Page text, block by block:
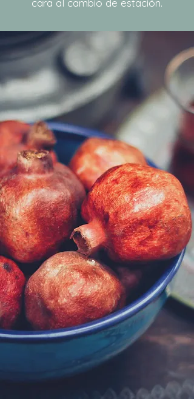
cara al cambio de estación.